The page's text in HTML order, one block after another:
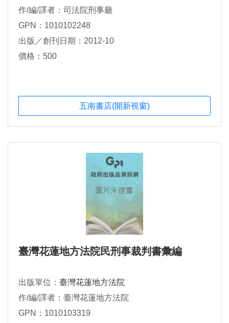
作/編/譯者：司法院刑事廳
GPN：1010102248
出版／創刊日期：2012-10
價格：500
五南書店(開新視窗)
臺灣花蓮地方法院民刑事裁判書彙編
出版單位： 臺灣花蓮地方法院
作/編/譯者：臺灣花蓮地方法院
GPN：1010103319